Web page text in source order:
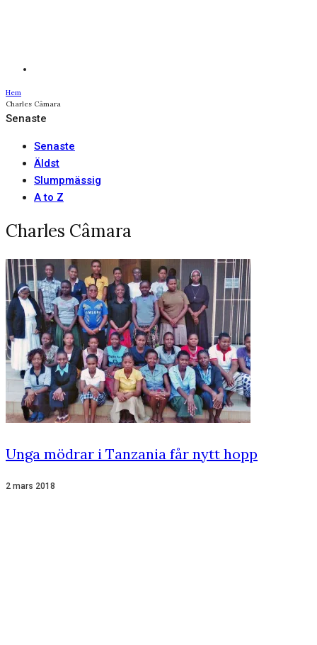
Hem
Charles Câmara
Senaste
Senaste
Äldst
Slumpmässig
A to Z
Charles Câmara
Unga mödrar i Tanzania får nytt hopp
2 mars 2018